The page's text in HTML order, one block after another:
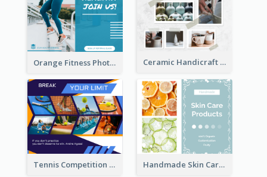
Orange Fitness Photo Fitness Trail Class Facebook Post Ceramic Handicraft Workshop Facebook Post
Tennis Competition Collage Facebook Post Handmade Skin Care Products Facebook Post